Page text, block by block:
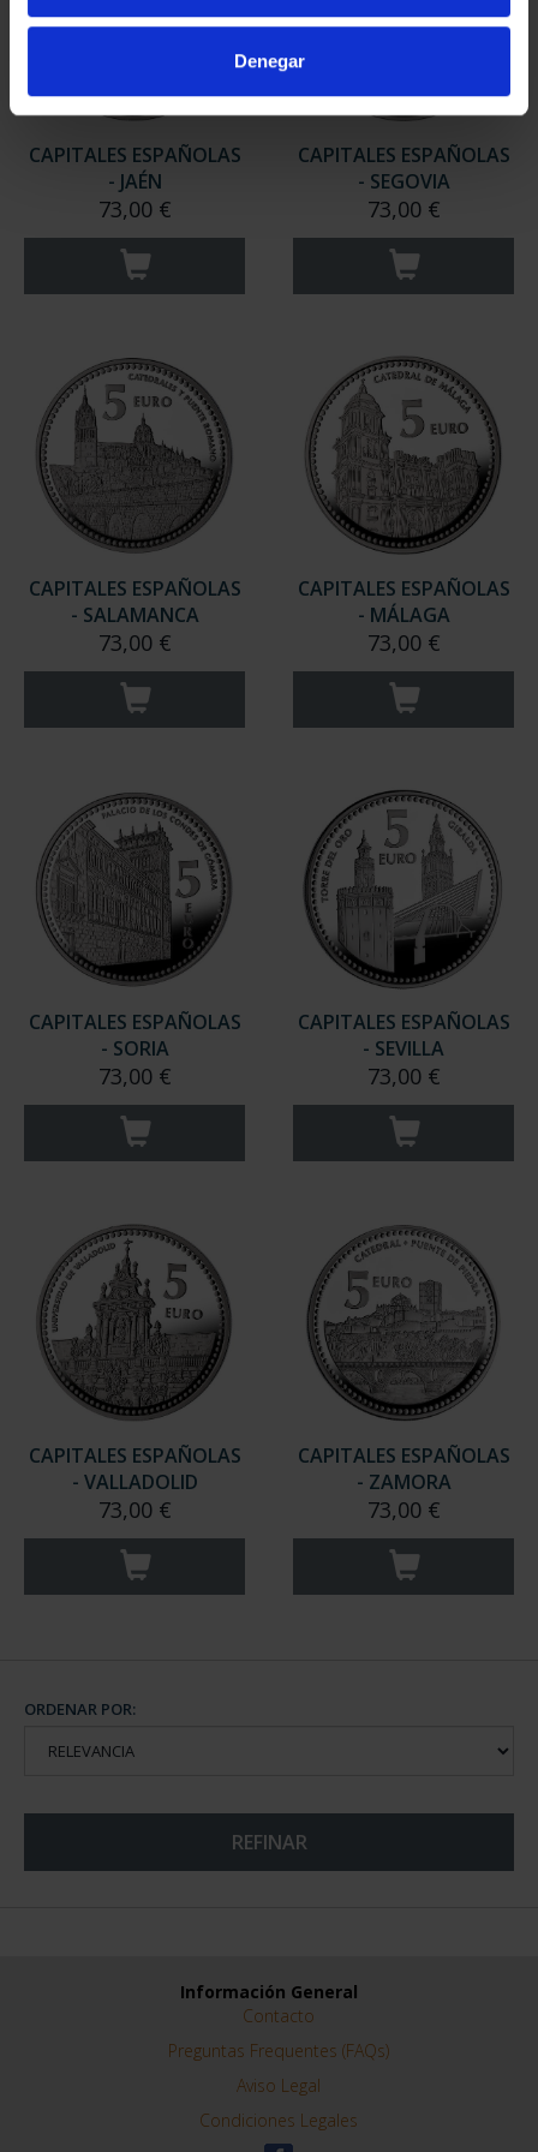
Denegar
CAPITALES ESPAÑOLAS
- JAÉN
73,00 €
CAPITALES ESPAÑOLAS
- SEGOVIA
73,00 €
CAPITALES ESPAÑOLAS
- SALAMANCA
73,00 €
CAPITALES ESPAÑOLAS
- MÁLAGA
73,00 €
CAPITALES ESPAÑOLAS
- SORIA
73,00 €
CAPITALES ESPAÑOLAS
- SEVILLA
73,00 €
CAPITALES ESPAÑOLAS
- VALLADOLID
73,00 €
CAPITALES ESPAÑOLAS
- ZAMORA
73,00 €
ORDENAR POR:
REFINAR
Información General
Contacto
Preguntas Frequentes (FAQs)
Aviso Legal
Condiciones Legales